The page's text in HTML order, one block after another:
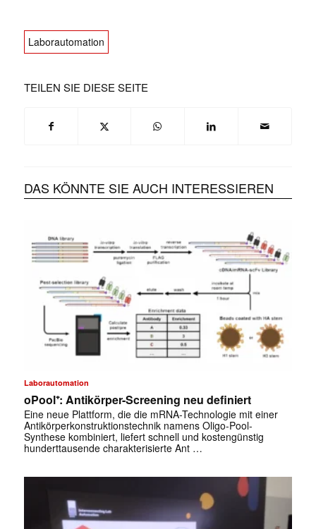
Laborautomation
TEILEN SIE DIESE SEITE
DAS KÖNNTE SIE AUCH INTERESSIEREN
Laborautomation
oPool⁺: Antikörper-Screening neu definiert
Eine neue Plattform, die die mRNA-Technologie mit einer
Antikörperkonstruktionstechnik namens Oligo-Pool-
Synthese kombiniert, liefert schnell und kostengünstig
hunderttausende charakterisierte Ant …